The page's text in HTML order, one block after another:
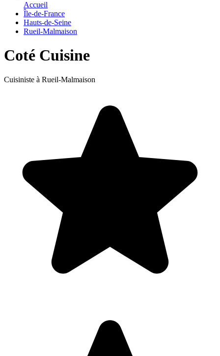
Accueil
Île-de-France
Hauts-de-Seine
Rueil-Malmaison
Coté Cuisine
Cuisiniste à Rueil-Malmaison